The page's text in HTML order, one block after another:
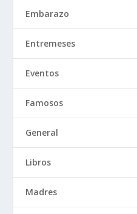
Embarazo
Entremeses
Eventos
Famosos
General
Libros
Madres